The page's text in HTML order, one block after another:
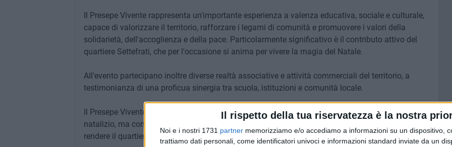
Il rispetto della tua riservatezza è la nostra
Noi e i nostri 1731 partner memorizziamo e/o accediamo a informazioni su un dispositivo,
trattiamo dati personali, come identificatori univoci e informazioni standard inviate da un
Il Presepe Vivente rappresenta un'importante esperienza a valenza educativa, sociale e culturale,
capace di valorizzare il territorio, rafforzare i legami di comunità e promuovere i valori della
solidarietà, dell'accoglienza e della pace. Particolarmente significativo è il contributo attivo del
quartiere Settefrati, che per l'occasione si anima per vivere la magia del Natale.
All'evento partecipano inoltre diverse realtà associative e attività commerciali del territorio, a
testimonianza di una proficua sinergia tra scuola, istituzioni e comunità locale.
Il Presepe Vivente della "Musti-Dimiccoli" si conferma così non solo come appuntamento
natalizio, ma come momento di incontro intergenerazionale e di crescita collettiva, capace di
rendere il quartiere protagonista di un'esperienza di forte valore umano e simbolico.